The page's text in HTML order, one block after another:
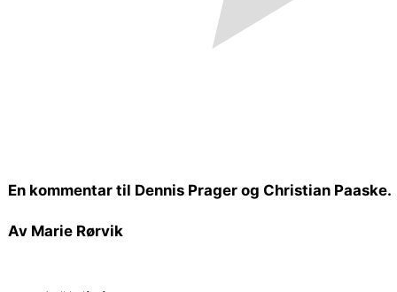
En kommentar til Dennis Prager og Christian Paaske.
Av Marie Rørvik